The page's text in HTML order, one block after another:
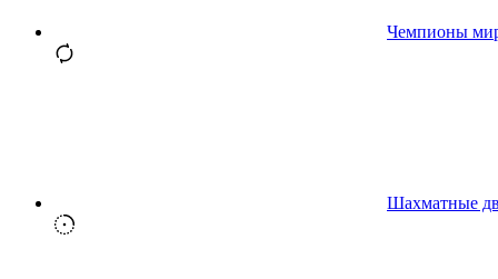
Чемпионы
Шахматные